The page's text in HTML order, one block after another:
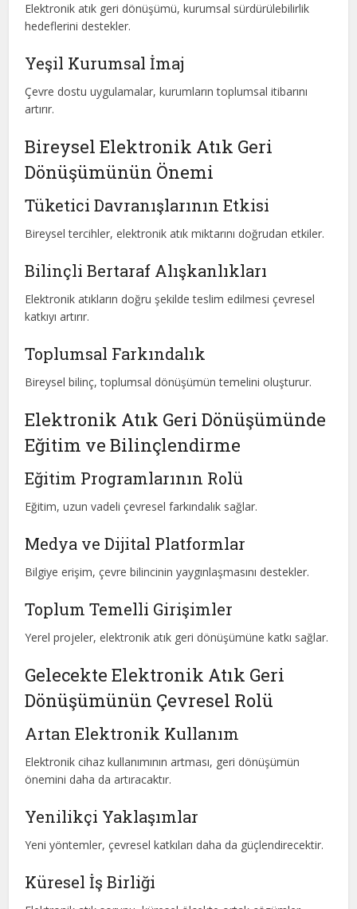
Elektronik atık geri dönüşümü, kurumsal sürdürülebilirlik
hedeflerini destekler.
Yeşil Kurumsal İmaj
Çevre dostu uygulamalar, kurumların toplumsal itibarını
artırır.
Bireysel Elektronik Atık Geri
Dönüşümünün Önemi
Tüketici Davranışlarının Etkisi
Bireysel tercihler, elektronik atık miktarını doğrudan etkiler.
Bilinçli Bertaraf Alışkanlıkları
Elektronik atıkların doğru şekilde teslim edilmesi çevresel
katkıyı artırır.
Toplumsal Farkındalık
Bireysel bilinç, toplumsal dönüşümün temelini oluşturur.
Elektronik Atık Geri Dönüşümünde
Eğitim ve Bilinçlendirme
Eğitim Programlarının Rolü
Eğitim, uzun vadeli çevresel farkındalık sağlar.
Medya ve Dijital Platformlar
Bilgiye erişim, çevre bilincinin yaygınlaşmasını destekler.
Toplum Temelli Girişimler
Yerel projeler, elektronik atık geri dönüşümüne katkı sağlar.
Gelecekte Elektronik Atık Geri
Dönüşümünün Çevresel Rolü
Artan Elektronik Kullanım
Elektronik cihaz kullanımının artması, geri dönüşümün
önemini daha da artıracaktır.
Yenilikçi Yaklaşımlar
Yeni yöntemler, çevresel katkıları daha da güçlendirecektir.
Küresel İş Birliği